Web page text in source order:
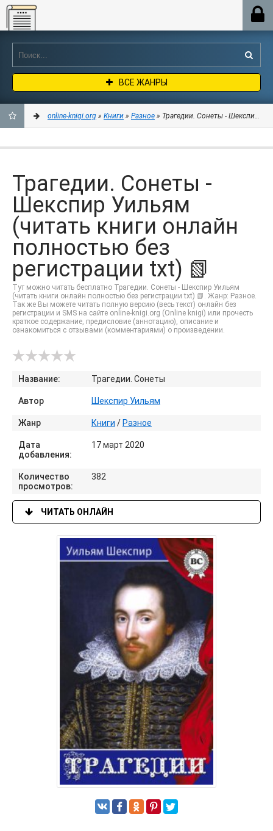
Online-knigi.org
ВСЕ ЖАНРЫ
ЗАКЛАДКИ
online-knigi.org » Книги » Разное » Трагедии. Сонеты - Шекспир
Трагедии. Сонеты -
Шекспир Уильям
(читать книги онлайн
полностью без
регистрации txt) 📗
Тут можно читать бесплатно Трагедии. Сонеты - Шекспир Уильям
(читать книги онлайн полностью без регистрации txt) 📗. Жанр: Разное.
Так же Вы можете читать полную версию (весь текст) онлайн без
регистрации и SMS на сайте online-knigi.org (Online knigi) или прочесть
краткое содержание, предисловие (аннотацию), описание и
ознакомиться с отзывами (комментариями) о произведении.
Название: Трагедии. Сонеты
Автор Шекспир Уильям
Жанр Книги / Разное
Дата
добавления:
17 март 2020
Количество
просмотров:
382
ЧИТАТЬ ОНЛАЙН